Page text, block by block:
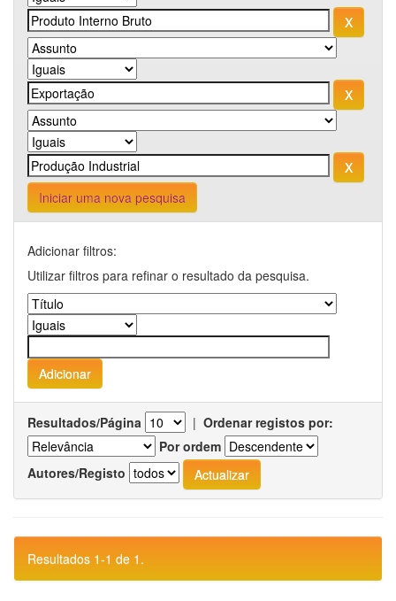
Iniciar uma nova pesquisa
Adicionar filtros:
Utilizar filtros para refinar o resultado da pesquisa.
Resultados/Página | Ordenar registos por:
Por ordem
Autores/Registo
Resultados 1-1 de 1.